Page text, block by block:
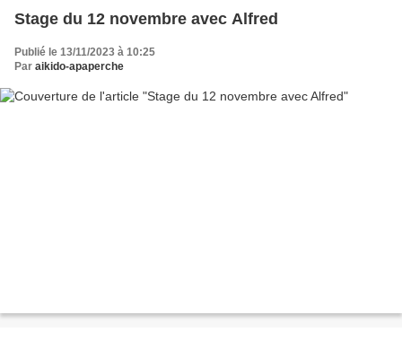
Stage du 12 novembre avec Alfred
Publié le 13/11/2023 à 10:25
Par aikido-apaperche